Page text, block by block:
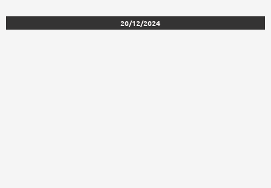
20/12/2024